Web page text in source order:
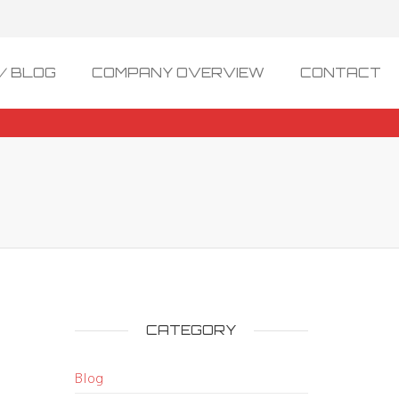
BLOG COMPANY OVERVIEW CONTACT
CATEGORY
Blog